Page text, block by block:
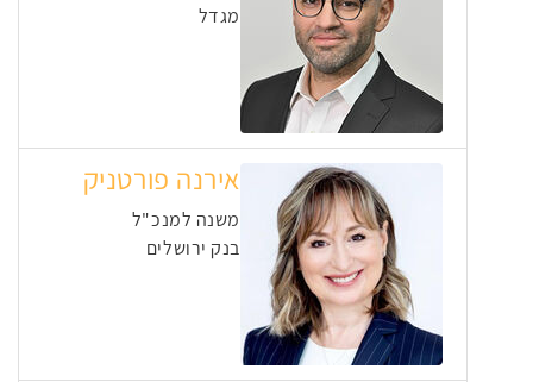
מגדל
אירנה פורטניק
משנה למנכ"ל
בנק ירושלים